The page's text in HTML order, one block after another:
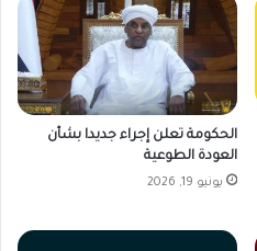
الحكومة تعلن إجراء جديدا بشأن
العودة الطوعية
يونيو 19, 2026